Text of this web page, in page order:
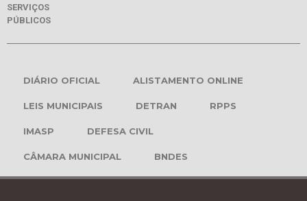
SERVIÇOS
PÚBLICOS
DIÁRIO OFICIAL ALISTAMENTO ONLINE
LEIS MUNICIPAIS DETRAN RPPS
IMASP DEFESA CIVIL
CÂMARA MUNICIPAL BNDES